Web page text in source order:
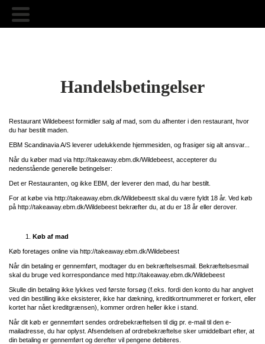
Handelsbetingelser
Restaurant Wildebeest formidler salg af mad, som du afhenter i den restaurant, hvor
du har bestilt maden.
EBM Scandinavia A/S leverer udelukkende hjemmesiden, og frasiger sig alt ansvar...
Når du køber mad via http://takeaway.ebm.dk/Wildebeest , accepterer du
nedenstående generelle betingelser:
Det er Restauranten, og ikke EBM, der leverer den mad, du har bestilt.
For at købe via http://takeaway.ebm.dk/Wildebeestt skal du være fyldt 18 år. Ved køb
på http://takeaway.ebm.dk/Wildebeest bekræfter du, at du er 18 år eller derover.
Køb af mad
Køb foretages online via http://takeaway.ebm.dk/Wildebeest
Når din betaling er gennemført, modtager du en bekræftelsesmail. Bekræftelsesmail
skal du bruge ved korrespondance med http://takeaway.ebm.dk/Wildebeest
Skulle din betaling ikke lykkes ved første forsøg (f.eks. fordi den konto du har angivet
ved din bestilling ikke eksisterer, ikke har dækning, kreditkortnummeret er forkert, eller
kortet har nået kreditgrænsen), kommer ordren heller ikke i stand.
Når dit køb er gennemført sendes ordrebekræftelsen til dig pr. e-mail til den e-
mailadresse, du har oplyst. Afsendelsen af ordrebekræftelse sker umiddelbart efter, at
din betaling er gennemført og derefter vil pengene debiteres.